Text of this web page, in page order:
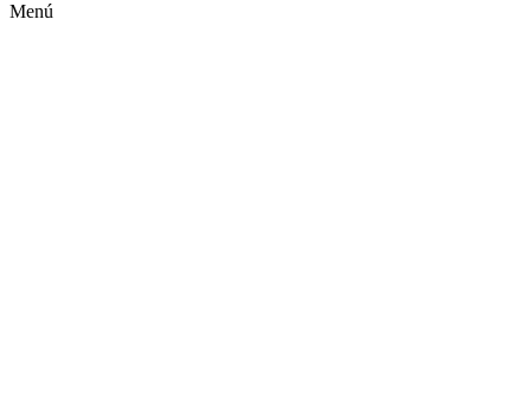
Menú